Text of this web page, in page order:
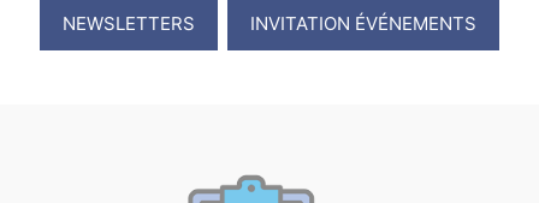
NEWSLETTERS INVITATION ÉVÉNEMENTS